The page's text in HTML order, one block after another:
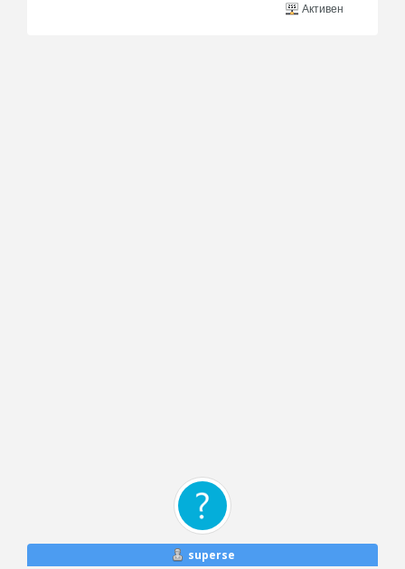
Активен
superse